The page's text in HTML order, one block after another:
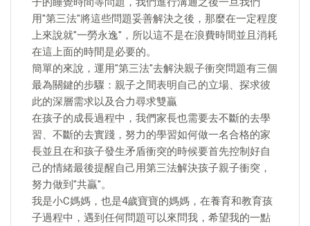
用"第三法"將這些問題妥善解決之後，那麼在一定程度
上來說就"一勞永逸"，所以這不是在浪費時間並且消耗
在這上面的時間是必要的。
簡單的來說，運用"第三法"去解決親子衝突問題有三個
最為關鍵的步驟：親子之間表明自己的立場、探求彼
此的深層需求以及合力尋求雙贏
在孩子的成長過程中，我們家長也需要去不斷的去學
習、不斷的去實踐，努力的學習如何做一名合格的家
長並且在和孩子發生矛盾衝突的時候要首先控制好自
己的情緒最後提醒自己用第三法解決孩子親子衝突，
努力做到"共贏"。
我是小C媽媽，也是4歲寶寶的媽媽，在養育和教育孩
子過程中，遇到任何問題可以來問我，希望我的一點